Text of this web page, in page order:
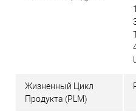
Жизненный Цикл
Продукта (PLM)